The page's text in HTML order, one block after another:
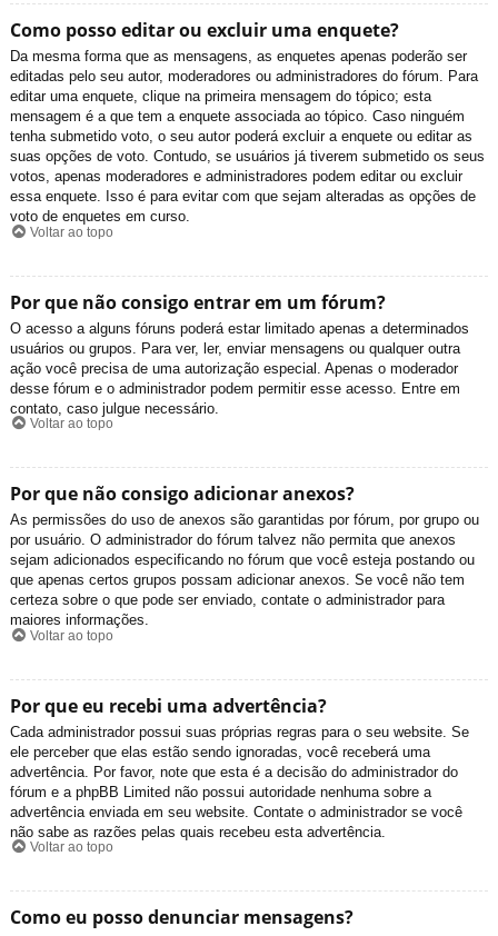
Como posso editar ou excluir uma enquete?
Da mesma forma que as mensagens, as enquetes apenas poderão ser
editadas pelo seu autor, moderadores ou administradores do fórum. Para
editar uma enquete, clique na primeira mensagem do tópico; esta
mensagem é a que tem a enquete associada ao tópico. Caso ninguém
tenha submetido voto, o seu autor poderá excluir a enquete ou editar as
suas opções de voto. Contudo, se usuários já tiverem submetido os seus
votos, apenas moderadores e administradores podem editar ou excluir
essa enquete. Isso é para evitar com que sejam alteradas as opções de
voto de enquetes em curso.
Voltar ao topo
Por que não consigo entrar em um fórum?
O acesso a alguns fóruns poderá estar limitado apenas a determinados
usuários ou grupos. Para ver, ler, enviar mensagens ou qualquer outra
ação você precisa de uma autorização especial. Apenas o moderador
desse fórum e o administrador podem permitir esse acesso. Entre em
contato, caso julgue necessário.
Voltar ao topo
Por que não consigo adicionar anexos?
As permissões do uso de anexos são garantidas por fórum, por grupo ou
por usuário. O administrador do fórum talvez não permita que anexos
sejam adicionados especificando no fórum que você esteja postando ou
que apenas certos grupos possam adicionar anexos. Se você não tem
certeza sobre o que pode ser enviado, contate o administrador para
maiores informações.
Voltar ao topo
Por que eu recebi uma advertência?
Cada administrador possui suas próprias regras para o seu website. Se
ele perceber que elas estão sendo ignoradas, você receberá uma
advertência. Por favor, note que esta é a decisão do administrador do
fórum e a phpBB Limited não possui autoridade nenhuma sobre a
advertência enviada em seu website. Contate o administrador se você
não sabe as razões pelas quais recebeu esta advertência.
Voltar ao topo
Como eu posso denunciar mensagens?